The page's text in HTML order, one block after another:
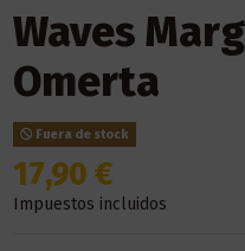
Waves
Omerta
Fuera de stock
17,90 €
Impuestos incluidos